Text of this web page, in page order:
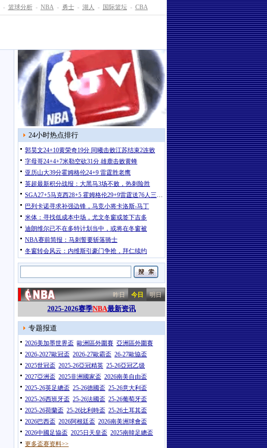
- 篮球分析 - NBA - 勇士 - 湖人 - 国际篮坛 - CBA
24小时热点排行
郭昊文24+10黄荣奇19分 同曦击败江苏结束2连败
字母哥24+4+7米勒空砍31分 雄鹿击败黄蜂
亚历山大39分霍姆格伦24+9 雷霆胜老鹰
英超最新积分战报：大黑马3场不败，热刺险胜
SGA27+5马克西28+5 霍姆格伦29+9雷霆送76人三连败
巴列卡诺寻求补强边锋，马竞小将卡洛斯-马丁
米体：寻找低成本中场，尤文冬窗或签下吉多
迪朗维尔已不在多特计划当中，或将在冬窗被
NBA赛前简报：马刺誓要斩落骑士
冬窗转会风云：内维斯引豪门争抢，拜仁续约
昨日 今日 明日
2025-2026赛季NBA最新资讯
专题报道
2026美加墨世界盃 歐洲區外圍賽 亞洲區外圍賽
2026-2027歐冠盃 2026-27歐霸盃 26-27歐協盃
2025世冠盃 2025-26亞冠精英 25-26亞冠乙级
2027亞洲盃 2025非洲國家盃 2026南美自由盃
2025-26英足總盃 25-26德國盃 25-26意大利盃
2025-26西班牙盃 25-26法國盃 25-26葡萄牙盃
2025-26荷蘭盃 25-26比利時盃 25-26土耳其盃
2026巴西盃 2026阿根廷盃 2026南美洲球會盃
2026中國足協盃 2025日天皇盃 2025南韓足總盃
更多盃赛资料>>